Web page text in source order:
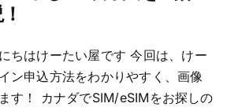
ちはけーたい屋です 今回は、けー
ン申込方法をわかりやすく、画像
す！ カナダでSIM/eSIMをお探しの